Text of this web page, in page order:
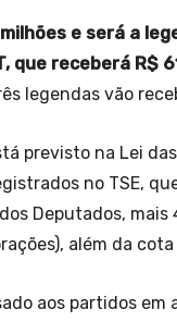
e será a
que receberá R$
legendas vão
previsto na Lei
no TSE,
Deputados,
além da
aos partidos